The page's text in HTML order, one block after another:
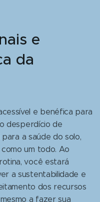
e
da
e benéfica para
desperdício de
a saúde do solo,
um todo. Ao
você estará
a sustentabilidade e
dos recursos
a fazer sua